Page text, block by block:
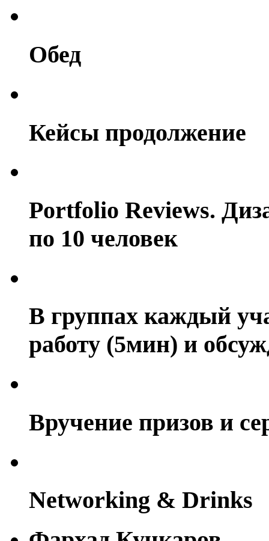
Обед
Кейсы продолжение
Portfolio Reviews.
по 10 человек
В группах каждый
работу (5мин) и
Вручение призов и
Networking & Drinks